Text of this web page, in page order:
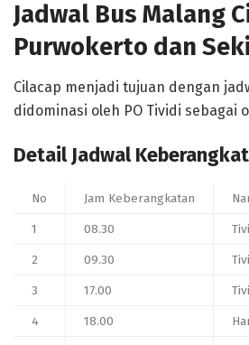
Jadwal Bus Malang
Purwokerto dan
Cilacap menjadi tujuan dengan
didominasi oleh PO Tividi sebagai
Detail Jadwal
No Jam Keberangkatan
1
08.30
2
09.30
3
17.00
4
18.00